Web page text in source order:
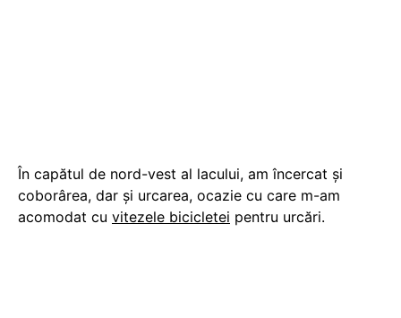
În capătul de nord-vest al lacului, am încercat și
coborârea, dar și urcarea, ocazie cu care m-am
acomodat cu vitezele bicicletei pentru urcări.